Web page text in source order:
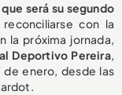
será su segundo
con la
la próxima jornada,
Deportivo Pereira,
de enero, desde las